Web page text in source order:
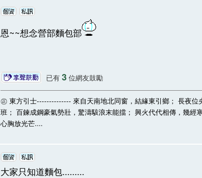
恩~~想念營部麵包部
已有 3位網友鼓勵
㊣ 東方引士-------------- 來自天南地北同窗，結緣東引鄉； 長夜
班； 百鍊成鋼豪氣勢壯，驚濤駭浪末能擋； 興火代代相傳，幾
心胸放光芒....
大家只知道麵包.........